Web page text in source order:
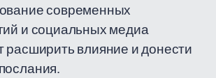
современных
и социальных медиа
расширить влияние и донести